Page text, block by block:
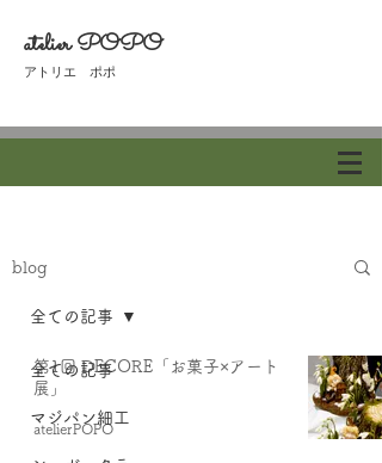
atelier POPO
​アトリエ ポポ
マジパン細工
blog
全ての記事
マジパン細工
全ての記事
第1回 DECORE「お菓子×アート
展」
atelierPOPO